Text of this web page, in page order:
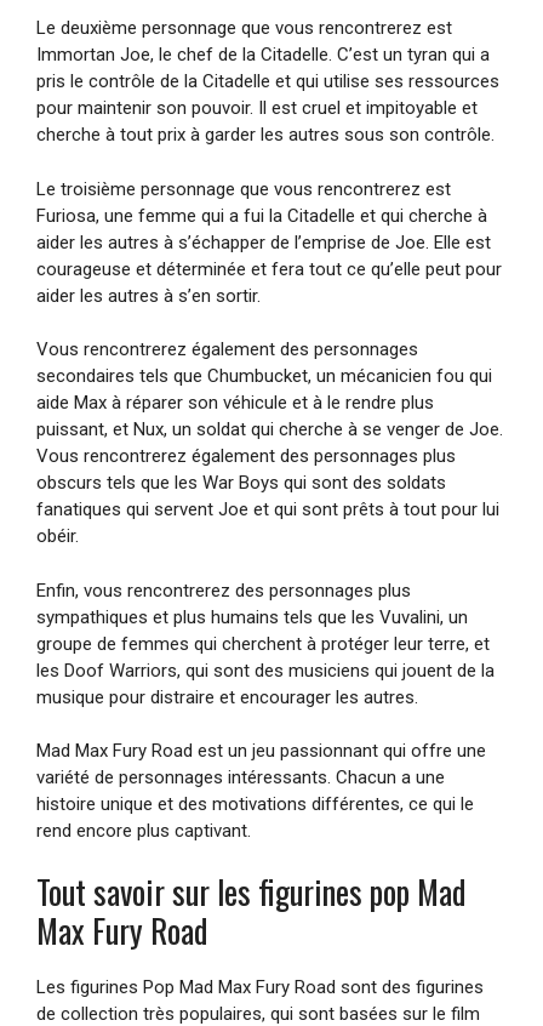
Le deuxième personnage que vous rencontrerez est
Immortan Joe, le chef de la Citadelle. C’est un tyran qui a
pris le contrôle de la Citadelle et qui utilise ses ressources
pour maintenir son pouvoir. Il est cruel et impitoyable et
cherche à tout prix à garder les autres sous son contrôle.
Le troisième personnage que vous rencontrerez est
Furiosa, une femme qui a fui la Citadelle et qui cherche à
aider les autres à s’échapper de l’emprise de Joe. Elle est
courageuse et déterminée et fera tout ce qu’elle peut pour
aider les autres à s’en sortir.
Vous rencontrerez également des personnages
secondaires tels que Chumbucket, un mécanicien fou qui
aide Max à réparer son véhicule et à le rendre plus
puissant, et Nux, un soldat qui cherche à se venger de Joe.
Vous rencontrerez également des personnages plus
obscurs tels que les War Boys qui sont des soldats
fanatiques qui servent Joe et qui sont prêts à tout pour lui
obéir.
Enfin, vous rencontrerez des personnages plus
sympathiques et plus humains tels que les Vuvalini, un
groupe de femmes qui cherchent à protéger leur terre, et
les Doof Warriors, qui sont des musiciens qui jouent de la
musique pour distraire et encourager les autres.
Mad Max Fury Road est un jeu passionnant qui offre une
variété de personnages intéressants. Chacun a une
histoire unique et des motivations différentes, ce qui le
rend encore plus captivant.
Tout savoir sur les figurines pop Mad
Max Fury Road
Les figurines Pop Mad Max Fury Road sont des figurines
de collection très populaires, qui sont basées sur le film